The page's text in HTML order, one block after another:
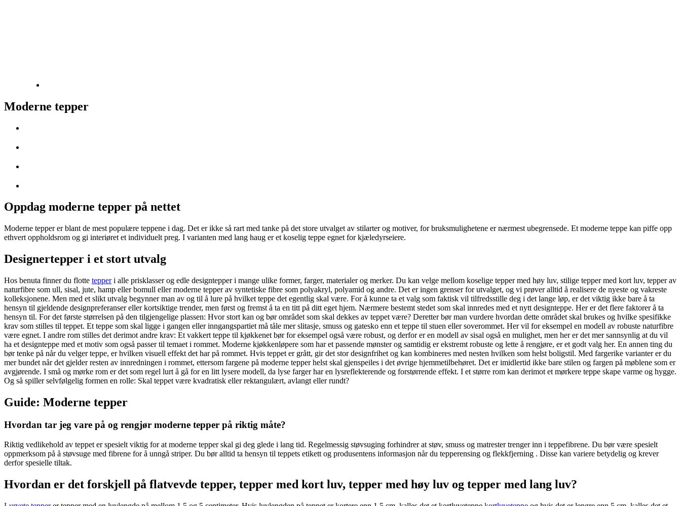
Moderne tepper
Oppdag moderne tepper på nettet
Moderne tepper er blant de mest populære teppene i dag. Det er ikke så rart med tanke på det store utvalget av stilarter og motiver, for bruksmulighetene er nærmest ubegrensede. Et moderne teppe kan piffe opp
ethvert oppholdsrom og gi interiøret et individuelt preg. I varianten med lang haug er et koselig teppe egnet for kjæledyrseiere.
Designertepper i et stort utvalg
Hos benuta finner du flotte tepperi alle prisklasser og edle designtepper i mange ulike former, farger, materialer og merker. Du kan velge mellom koselige tepper med høy luv, stilige tepper med kort luv, tepper av
naturfibre som ull, sisal, jute, hamp eller bomull eller moderne tepper av syntetiske fibre som polyakryl, polyamid og andre. Det er ingen grenser for utvalget, og vi prøver alltid å realisere de nyeste og vakreste
kolleksjonene. Men med et slikt utvalg begynner man av og til å lure på hvilket teppe det egentlig skal være. For å kunne ta et valg som faktisk vil tilfredsstille deg i det lange løp, er det viktig ikke bare å ta
hensyn til gjeldende designpreferanser eller kortsiktige trender, men først og fremst å ta en titt på ditt eget hjem. Nærmere bestemt stedet som skal innredes med et nytt designteppe. Her er det flere faktorer å ta
hensyn til. For det første størrelsen på den tilgjengelige plassen: Hvor stort kan og bør området som skal dekkes av teppet være? Deretter bør man vurdere hvordan dette området skal brukes og hvilke spesifikke
krav som stilles til teppet. Et teppe som skal ligge i gangen eller inngangspartiet må tåle mer slitasje, smuss og gatesko enn et teppe til stuen eller soverommet. Her vil for eksempel en modell av robuste naturfibre
være egnet. I andre rom stilles det derimot andre krav: Et vakkert teppe til kjøkkenet bør for eksempel også være robust, og derfor er en modell av sisal også en mulighet, men her er det mer sannsynlig at du vil
ha et designteppe med et motiv som også passer til temaet i rommet. Moderne kjøkkenløpere som har et passende mønster og samtidig er ekstremt robuste og lette å rengjøre, er et godt valg her. En annen ting du
bør tenke på når du velger teppe, er hvilken visuell effekt det har på rommet. Hvis teppet er grått, gir det stor designfrihet og kan kombineres med nesten hvilken som helst boligstil. Med fargerike varianter er du
mer bundet når det gjelder resten av innredningen i rommet, ettersom fargene på moderne tepper helst skal gjenspeiles i det øvrige hjemmetilbehøret. Det er imidlertid ikke bare stilen og fargen på møblene som er
avgjørende. I små og mørke rom er det som regel lurt å gå for en litt lysere modell, da lyse farger har en lysreflekterende og forstørrende effekt. I et større rom kan derimot et mørkere teppe skape varme og hygge.
Og så spiller selvfølgelig formen en rolle: Skal teppet være kvadratisk eller rektangulært, avlangt eller rundt?
Guide: Moderne tepper
Hvordan tar jeg vare på og rengjør moderne tepper på riktig måte?
Riktig vedlikehold av teppet er spesielt viktig for at moderne tepper skal gi deg glede i lang tid. Regelmessig støvsuging forhindrer at støv, smuss og matrester trenger inn i teppefibrene. Du bør være spesielt
oppmerksom på å støvsuge med fibrene for å unngå striper. Du bør alltid ta hensyn til teppets etikett og produsentens informasjon når du tepperensing og flekkfjerning . Disse kan variere betydelig og krever
derfor spesielle tiltak.
Hvordan er det forskjell på flatvevde tepper, tepper med kort luv, tepper med høy luv og tepper med lang luv?